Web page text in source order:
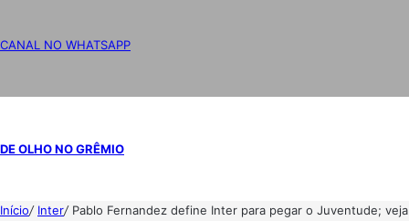
CANAL NO WHATSAPP
DE OLHO NO GRÊMIO
Início/ Inter/ Pablo Fernandez define Inter para pegar o Juventude; veja